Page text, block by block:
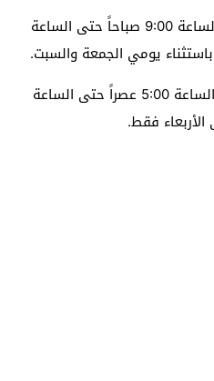
بعض الفروع تفتح أبوابها من الساعة 9:00 صباحاً حتى الساعة
أما الدوام المسائي، فهو من الساعة 5:00 عصراً حتى الساعة